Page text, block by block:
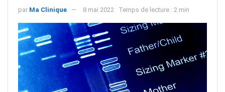
par Ma Clinique 8 mai 2022 Temps de lecture : 2 min